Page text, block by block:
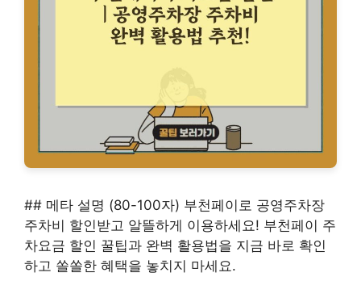
## 메타 설명 (80-100자) 부천페이로 공영주차장
주차비 할인받고 알뜰하게 이용하세요! 부천페이 주
차요금 할인 꿀팁과 완벽 활용법을 지금 바로 확인
하고 쏠쏠한 혜택을 놓치지 마세요.